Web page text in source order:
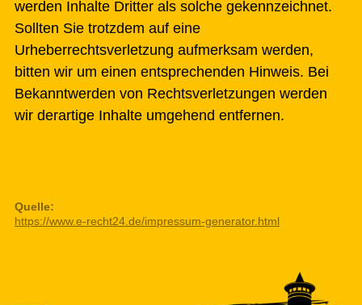
werden Inhalte Dritter als solche gekennzeichnet.
Sollten Sie trotzdem auf eine
Urheberrechtsverletzung aufmerksam werden,
bitten wir um einen entsprechenden Hinweis. Bei
Bekanntwerden von Rechtsverletzungen werden
wir derartige Inhalte umgehend entfernen.
Quelle:
https://www.e-recht24.de/impressum-generator.html